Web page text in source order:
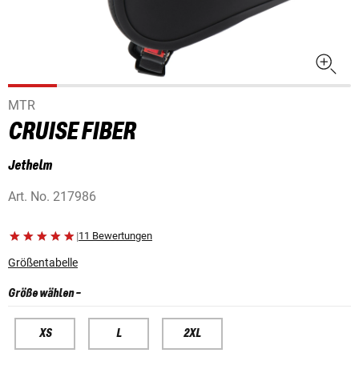
MTR
CRUISE FIBER
Jethelm
Art. No. 217986
|11 Bewertungen
Größentabelle
Größe wählen-
XS L 2XL